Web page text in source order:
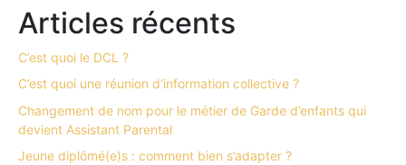
Articles récents
C’est quoi le DCL ?
C’est quoi une réunion d’information collective ?
Changement de nom pour le métier de Garde d’enfants qui
devient Assistant Parental
Jeune diplômé(e)s : comment bien s’adapter ?